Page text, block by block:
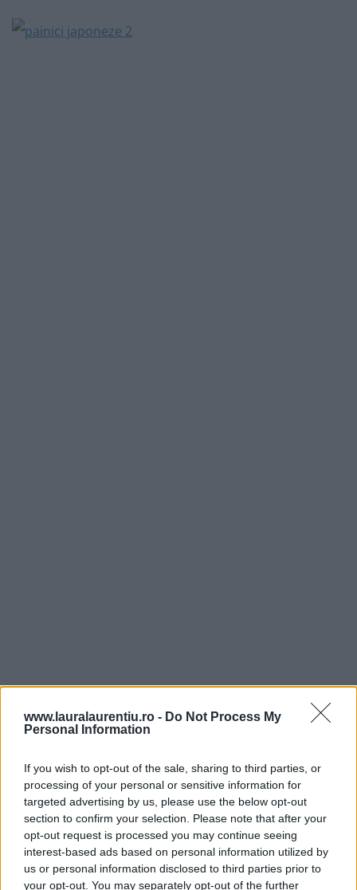
www.lauralaurentiu.ro - Do Not Process My
Personal Information
If you wish to opt-out of the sale, sharing to third parties, or
processing of your personal or sensitive information for
targeted advertising by us, please use the below opt-out
section to confirm your selection. Please note that after your
opt-out request is processed you may continue seeing
interest-based ads based on personal information utilized by
us or personal information disclosed to third parties prior to
your opt-out. You may separately opt-out of the further
japoneze. Pentru început, se modelează un șnur de
rulăm bucata de aluat pe planul de lucru uns cu ulei,
alungind-o cu palmele.
7. Pentru a modela ai noștri colăcei împletiți, șnurul de